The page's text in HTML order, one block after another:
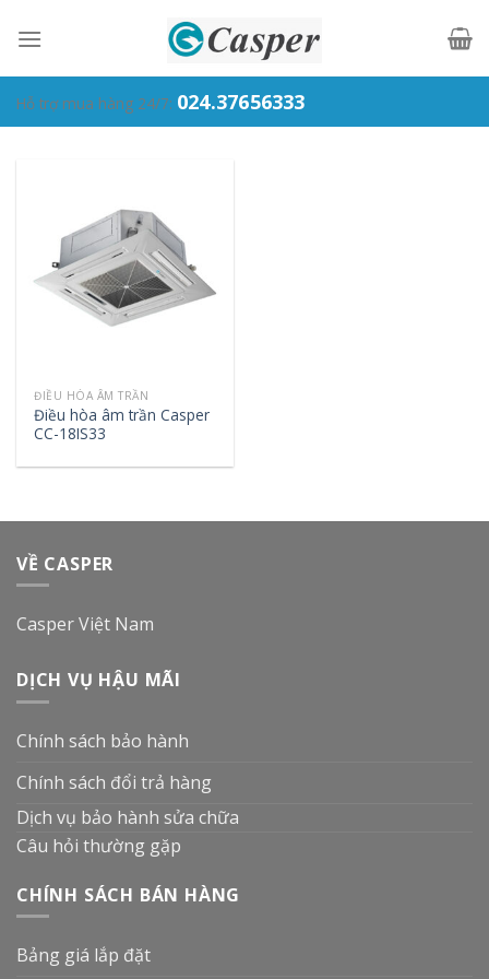
Hỗ trợ mua hàng 24/7: 024.37656333
ĐIỀU HÒA ÂM TRẦN
Điều hòa âm trần Casper
CC-18IS33
VỀ CASPER
Casper Việt Nam
DỊCH VỤ HẬU MÃI
Chính sách bảo hành
Chính sách đổi trả hàng
Dịch vụ bảo hành sửa chữa
Câu hỏi thường gặp
CHÍNH SÁCH BÁN HÀNG
Bảng giá lắp đặt